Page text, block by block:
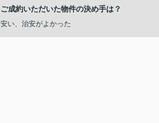
ご成約いただいた物件の決め手は？
安い、治安がよかった